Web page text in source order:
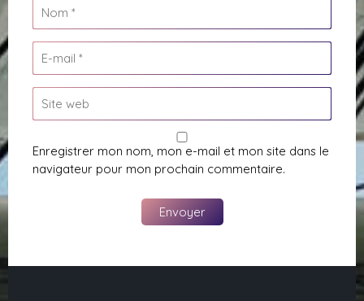
Enregistrer mon nom, mon e-mail et mon site dans le
navigateur pour mon prochain commentaire.